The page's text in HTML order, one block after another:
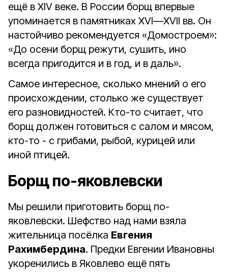
ещё в XIV веке. В России борщ впервые
упоминается в памятниках XVI—XVII вв. Он
настойчиво рекомендуется «Домостроем»:
«До осени борщ режути, сушить, ино
всегда пригодится и в год, и в даль».
Самое интересное, сколько мнений о его
происхождении, столько же существует
его разновидностей. Кто-то считает, что
борщ должен готовиться с салом и мясом,
кто-то - с грибами, рыбой, курицей или
иной птицей.
Борщ по-яковлевски
Мы решили приготовить борщ по-
яковлевски. Шефство над нами взяла
жительница посёлка Евгения
Рахимбердина. Предки Евгении Ивановны
укоренились в Яковлево ещё пять